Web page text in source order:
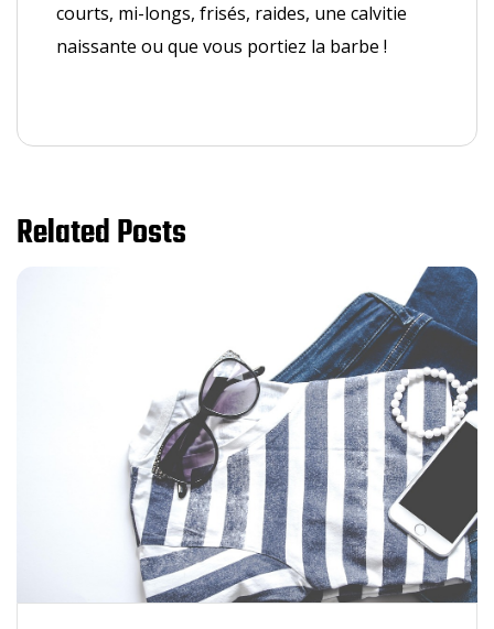
courts, mi-longs, frisés, raides, une calvitie
naissante ou que vous portiez la barbe !
Related Posts